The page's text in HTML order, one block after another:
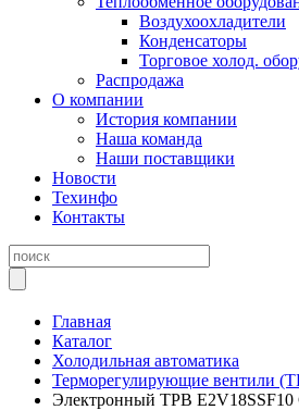
Воздухоохладители
Конденсаторы
Торговое холод.
Распродажа
О компании
История компании
Наша команда
Наши поставщики
Новости
Техинфо
Контакты
Главная
Каталог
Холодильная автоматика
Терморегулирующие вентили
Электронный TРВ E2V18SSF10